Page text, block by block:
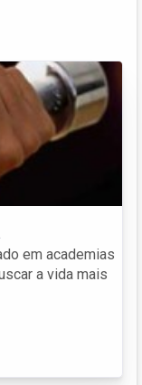
em academias
a vida mais